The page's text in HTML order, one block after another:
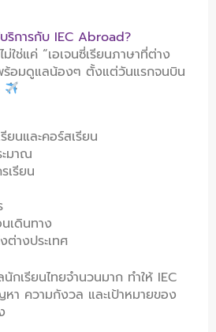
ริการกับ IEC Abroad?
ไม่ใช่แค่ “เอเจนซี่เรียนภาษาที่ต่าง
ร้อมดูแลน้องๆ ตั้งแต่วันแรกจนบิน
ยนและคอร์สเรียน
มาณ
เรียน
เดินทาง
างประเทศ
เรียนไทยจำนวนมาก ทำให้ IEC
า ความกังวล และเป้าหมายของ